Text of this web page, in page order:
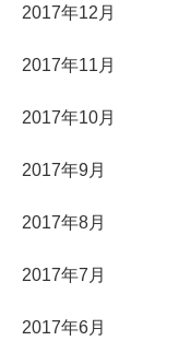
2017年12月
2017年11月
2017年10月
2017年9月
2017年8月
2017年7月
2017年6月